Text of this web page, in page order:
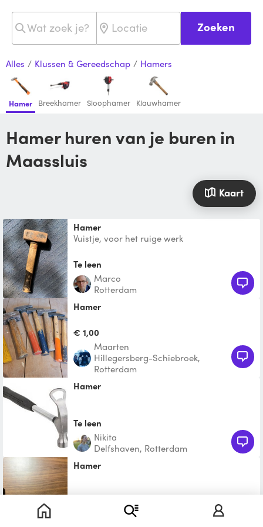
Zoeken
Alles / Klussen & Gereedschap / Hamers
Hamer Breekhamer Sloophamer Klauwhamer
Hamer huren van je buren in
Maassluis
Kaart
Hamer
Vuistje, voor het ruige werk
Te leen
Marco
Rotterdam
Hamer
€ 1,00
Maarten
Hillegersberg-Schiebroek,
Rotterdam
Hamer
Te leen
nikita
Delfshaven, Rotterdam
Hamer